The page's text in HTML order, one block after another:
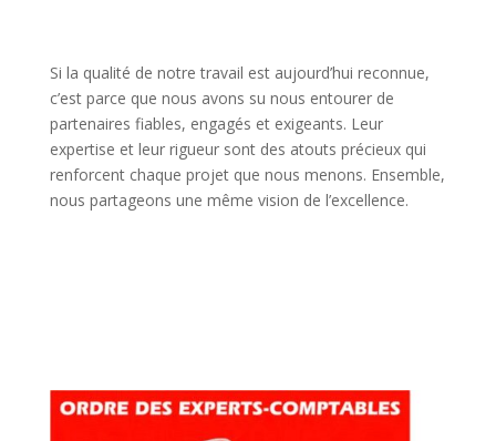
Si la qualité de notre travail est aujourd’hui reconnue,
c’est parce que nous avons su nous entourer de
partenaires fiables, engagés et exigeants. Leur
expertise et leur rigueur sont des atouts précieux qui
renforcent chaque projet que nous menons. Ensemble,
nous partageons une même vision de l’excellence.